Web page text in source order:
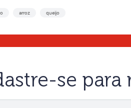
arroz queijo
se